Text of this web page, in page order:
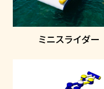
ミニスライダー